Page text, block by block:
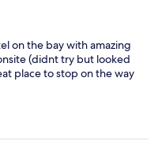
on the bay with amazing
(didnt try but looked
place to stop on the way